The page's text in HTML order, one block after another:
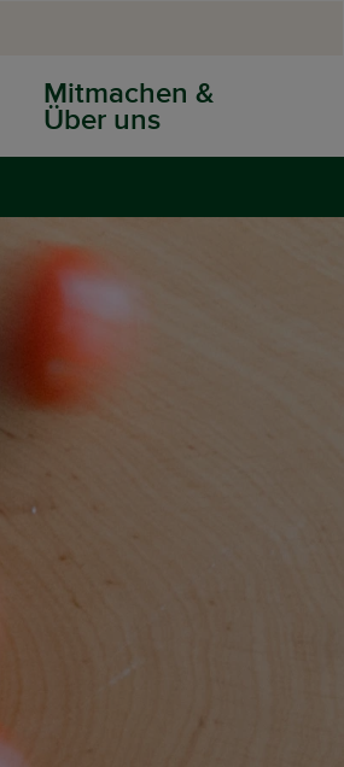
Mitmachen &
Über uns